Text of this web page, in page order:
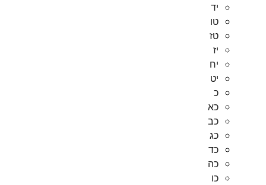
יד
טו
טז
יז
יח
יט
כ
כא
כב
כג
כד
כה
כו